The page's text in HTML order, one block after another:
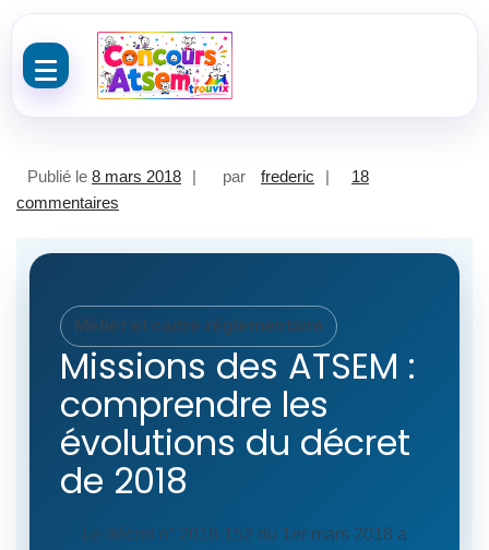
Publié le 8 mars 2018 par frederic
18
commentaires
Métier et cadre réglementaire
Missions des ATSEM :
comprendre les
évolutions du décret
de 2018
Le décret n° 2018-152 du 1er mars 2018 a